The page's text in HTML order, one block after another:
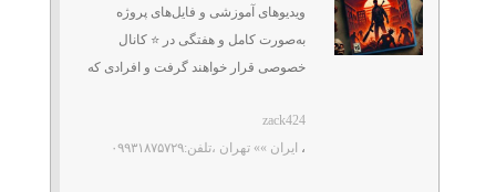
ویدیوهای آموزشی و فایل‌های پروژه
به‌صورت کامل و هفتگی در ⭐️ کانال
خصوصی قرار خواهند گرفت و افرادی که
zack424
، ایران »» تهران ،تلفن:۰۹۹۳۱۸۷۵۷۲۹